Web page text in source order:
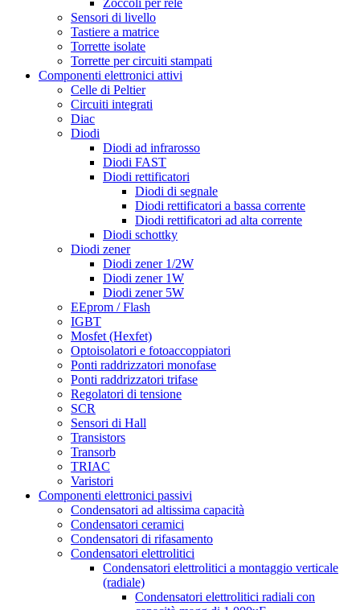
Zoccoli per relè
Sensori di livello
Tastiere a matrice
Torrette isolate
Torrette per circuiti stampati
Componenti elettronici attivi
Celle di Peltier
Circuiti integrati
Diac
Diodi
Diodi ad infrarosso
Diodi FAST
Diodi rettificatori
Diodi di segnale
Diodi rettificatori a bassa corrente
Diodi rettificatori ad alta corrente
Diodi schottky
Diodi zener
Diodi zener 1/2W
Diodi zener 1W
Diodi zener 5W
EEprom / Flash
IGBT
Mosfet (Hexfet)
Optoisolatori e fotoaccoppiatori
Ponti raddrizzatori monofase
Ponti raddrizzatori trifase
Regolatori di tensione
SCR
Sensori di Hall
Transistors
Transorb
TRIAC
Varistori
Componenti elettronici passivi
Condensatori ad altissima capacità
Condensatori ceramici
Condensatori di rifasamento
Condensatori elettrolitici
Condensatori elettrolitici a montaggio verticale
(radiale)
Condensatori elettrolitici radiali con